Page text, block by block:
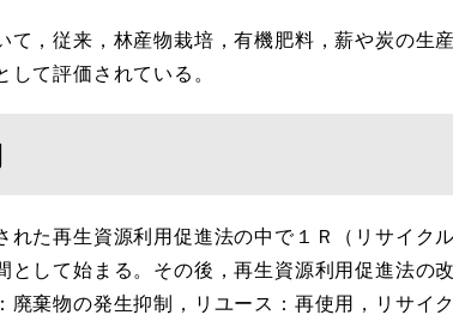
，従来，林産物栽培，有機肥料，薪や炭の生
て評価されている。
た再生資源利用促進法の中で１Ｒ（リサイク
として始まる。その後，再生資源利用促進法の
廃棄物の発生抑制，リユース：再使用，リサイ